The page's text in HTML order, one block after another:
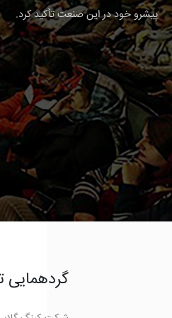
پیشرو خود در این صنعت تأکید کرد.